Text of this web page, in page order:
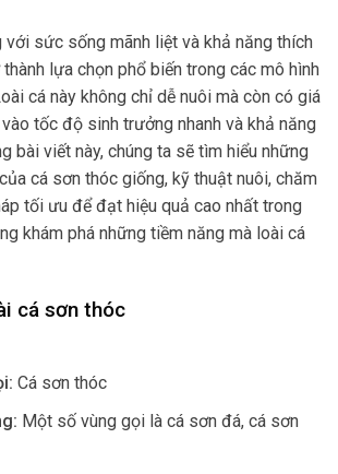
với sức sống mãnh liệt và khả năng thích
lựa chọn phổ biến trong các mô hình
cá này không chỉ dễ nuôi mà còn có giá
tốc độ sinh trưởng nhanh và khả năng
bài viết này, chúng ta sẽ tìm hiểu những
cá sơn thóc giống, kỹ thuật nuôi, chăm
tối ưu để đạt hiệu quả cao nhất trong
khám phá những tiềm năng mà loài cá
cá sơn thóc
Cá sơn thóc
Một số vùng gọi là cá sơn đá, cá sơn